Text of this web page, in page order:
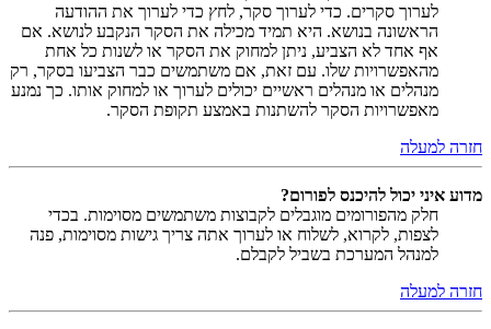
לערוך סקרים. כדי לערוך סקר, לחץ כדי לערוך את ההודעה
הראשונה בנושא. היא תמיד מכילה את הסקר הנקבע לנושא. אם
אף אחד לא הצביע, ניתן למחוק את הסקר או לשנות כל אחת
מהאפשרויות שלו. עם זאת, אם משתמשים כבר הצביעו בסקר, רק
מנהלים או מנהלים ראשיים יכולים לערוך או למחוק אותו. כך נמנע
מאפשרויות הסקר להשתנות באמצע תקופת הסקר.
חזרה למעלה
מדוע איני יכול להיכנס לפורום?
חלק מהפורומים מוגבלים לקבוצות משתמשים מסוימות. בכדי
לצפות, לקרוא, לשלוח או לערוך אתה צריך גישות מסוימות, פנה
למנהל המערכת בשביל לקבלם.
חזרה למעלה